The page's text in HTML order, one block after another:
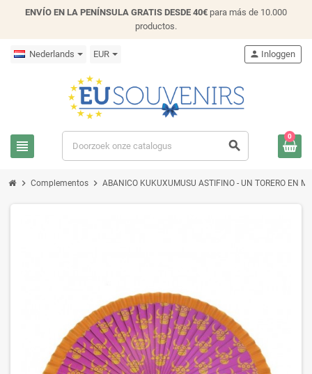
ENVÍO EN LA PENÍNSULA GRATIS DESDE 40€ para más de 10.000
productos.
Nederlands EUR
view_headline search
person Inloggen
0
chevron_right Complementos chevron_right ABANICO KUKUXUMUSU ASTIFINO - UN TORERO EN